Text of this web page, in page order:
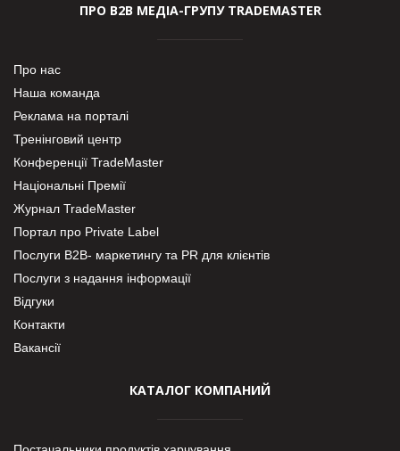
ПРО В2В МЕДІА-ГРУПУ TRADEMASTER
Про нас
Наша команда
Реклама на порталі
Тренінговий центр
Конференції TradeMaster
Національні Премії
Журнал TradeMaster
Портал про Private Label
Послуги В2В- маркетингу та PR для клієнтів
Послуги з надання інформації
Відгуки
Контакти
Вакансії
КАТАЛОГ КОМПАНИЙ